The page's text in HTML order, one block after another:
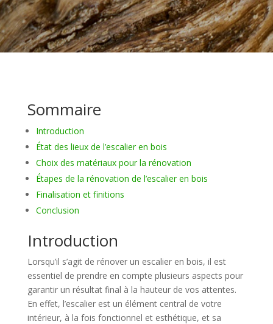
Sommaire
Introduction
État des lieux de l’escalier en bois
Choix des matériaux pour la rénovation
Étapes de la rénovation de l’escalier en bois
Finalisation et finitions
Conclusion
Introduction
Lorsqu’il s’agit de rénover un escalier en bois, il est
essentiel de prendre en compte plusieurs aspects pour
garantir un résultat final à la hauteur de vos attentes.
En effet, l’escalier est un élément central de votre
intérieur, à la fois fonctionnel et esthétique, et sa